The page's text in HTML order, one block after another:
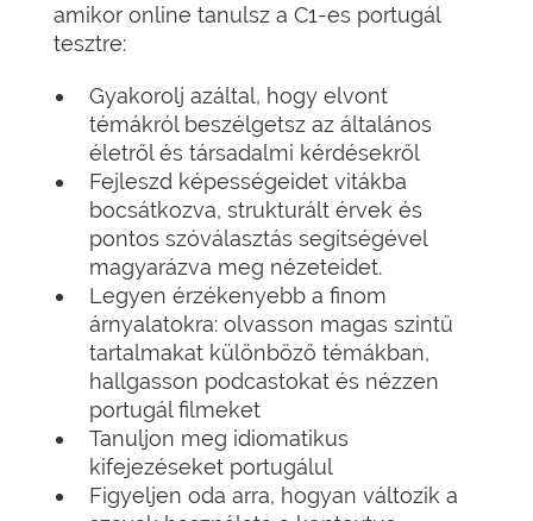
amikor online tanulsz a C1-es portugál
tesztre:
Gyakorolj azáltal, hogy elvont
témákról beszélgetsz az általános
életről és társadalmi kérdésekről
Fejleszd képességeidet vitákba
bocsátkozva, strukturált érvek és
pontos szóválasztás segítségével
magyarázva meg nézeteidet.
Legyen érzékenyebb a finom
árnyalatokra: olvasson magas szintű
tartalmakat különböző témákban,
hallgasson podcastokat és nézzen
portugál filmeket
Tanuljon meg idiomatikus
kifejezéseket portugálul
Figyeljen oda arra, hogyan változik a